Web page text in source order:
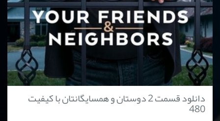
دانلود قسمت 2 دوستان و همسایگانتان با کیفیت
480